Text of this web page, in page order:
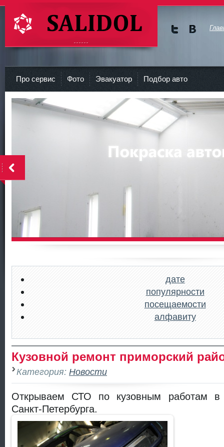
СТО Салидол | salidol в СПб и ЛО
Про сервис Фото Эвакуатор Подбор авто
дате
популярности
посещаемости
алфавиту
Кузовной ремонт приморский
Категория: Новости
Открываем СТО по кузовным работам в
Санкт-Петербурга.